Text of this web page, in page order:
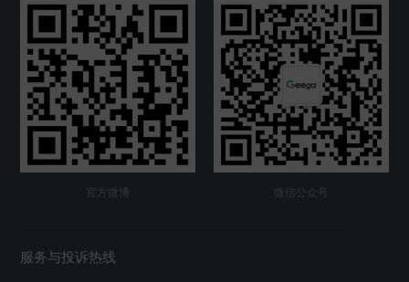
官方微博 微信公众号
服务与投诉热线